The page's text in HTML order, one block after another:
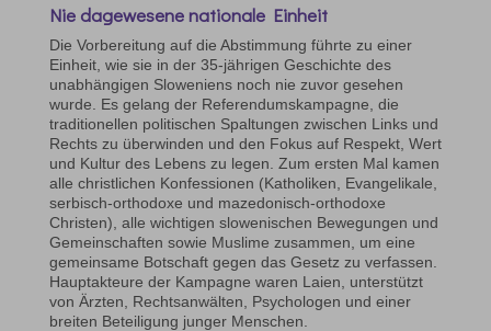
Nie dagewesene nationale Einheit
Die Vorbereitung auf die Abstimmung führte zu einer
Einheit, wie sie in der 35-jährigen Geschichte des
unabhängigen Sloweniens noch nie zuvor gesehen
wurde. Es gelang der Referendumskampagne, die
traditionellen politischen Spaltungen zwischen Links und
Rechts zu überwinden und den Fokus auf Respekt, Wert
und Kultur des Lebens zu legen. Zum ersten Mal kamen
alle christlichen Konfessionen (Katholiken, Evangelikale,
serbisch-orthodoxe und mazedonisch-orthodoxe
Christen), alle wichtigen slowenischen Bewegungen und
Gemeinschaften sowie Muslime zusammen, um eine
gemeinsame Botschaft gegen das Gesetz zu verfassen.
Hauptakteure der Kampagne waren Laien, unterstützt
von Ärzten, Rechtsanwälten, Psychologen und einer
breiten Beteiligung junger Menschen.